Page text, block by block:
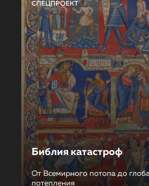
СПЕЦПРОЕКТ
Библия катастроф
От Всемирного потопа до
потепления